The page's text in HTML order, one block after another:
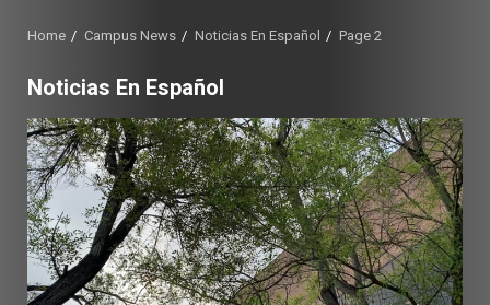
Home Campus News Noticias En Español Page 2
Noticias En Español